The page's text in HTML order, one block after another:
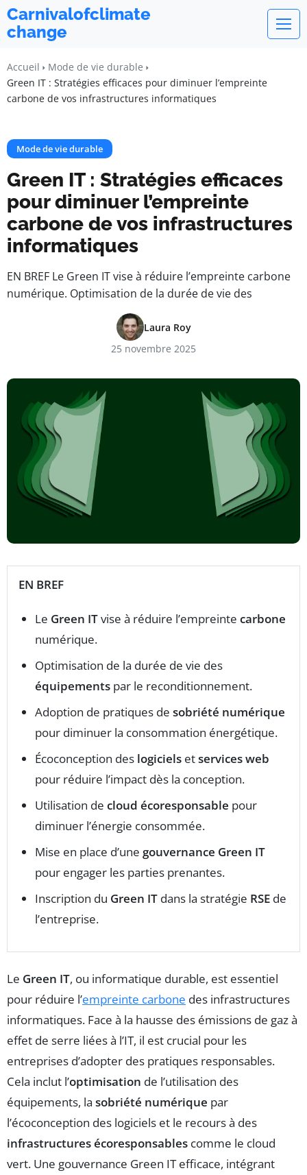
Carnivalofclimate
change
Accueil
Mode de vie durable
Green IT : Stratégies efficaces pour diminuer l’empreinte
carbone de vos infrastructures informatiques
Mode de vie durable
Green IT : Stratégies efficaces
pour diminuer l’empreinte
carbone de vos infrastructures
informatiques
EN BREF Le Green IT vise à réduire l’empreinte carbone
numérique. Optimisation de la durée de vie des
Laura Roy
25 novembre 2025
EN BREF
Le Green ITvise à réduire l’empreinte carbone
numérique.
Optimisation de la durée de vie des
équipements par le reconditionnement.
Adoption de pratiques de sobriété numérique
pour diminuer la consommation énergétique.
Écoconception des logiciels etservices web
pour réduire l’impact dès la conception.
Utilisation de cloud écoresponsable pour
diminuer l’énergie consommée.
Mise en place d’une gouvernance Green IT
pour engager les parties prenantes.
Inscription du Green IT dans la stratégie RSE de
l’entreprise.
Le Green IT, ou informatique durable, est essentiel
pour réduire l’empreinte carbone des infrastructures
informatiques. Face à la hausse des émissions de gaz à
effet de serre liées à l’IT, il est crucial pour les
entreprises d’adopter des pratiques responsables.
Cela inclut l’optimisation de l’utilisation des
équipements, la sobriété numérique par
l’écoconception des logiciels et le recours à des
infrastructures écoresponsables comme le cloud
vert. Une gouvernance Green IT efficace, intégrant